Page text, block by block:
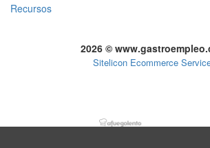
Recursos
2026 ©
Sitelicon Ecommerce